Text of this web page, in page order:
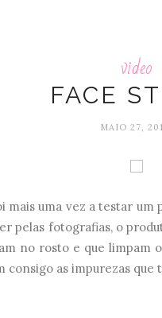
video
FACE
MAIO 27,
mais uma vez a testar
pelas fotografias, o
no rosto e que limpam
consigo as impurezas que